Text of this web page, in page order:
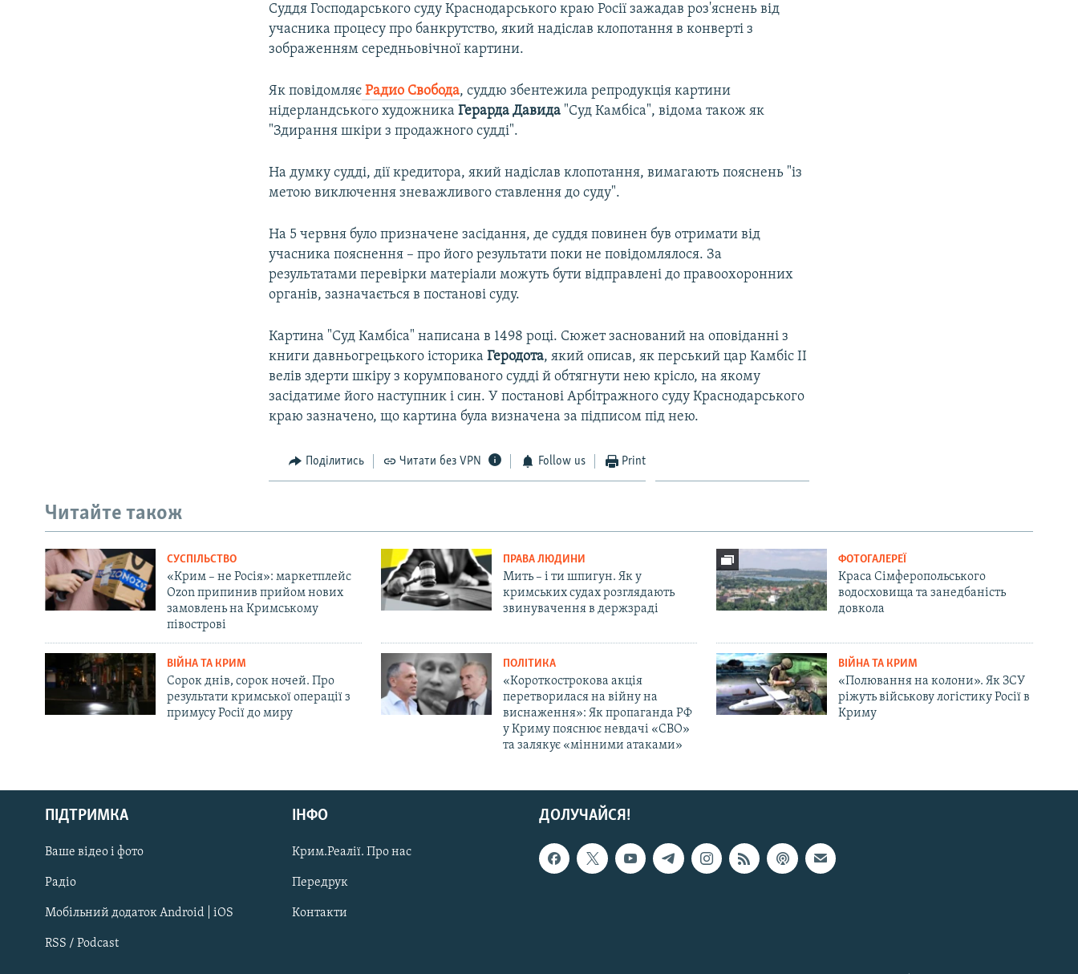
Русский
Qırımtatar
ДОЛУЧАЙСЯ!
Суддя Господарського суду Краснодарського краю Росії зажадав роз'яснень від
учасника процесу про банкрутство, який надіслав клопотання в конверті з
зображенням середньовічної картини.
Як повідомляє Радио Свобода, суддю збентежила репродукція картини
нідерландського художникаГерарда Давида "Суд Камбіса", відома також як
"Здирання шкіри з продажного судді".
На думку судді, дії кредитора, який надіслав клопотання, вимагають пояснень "із
метою виключення зневажливого ставлення до суду".
На 5 червня було призначене засідання, де суддя повинен був отримати від
учасника пояснення – про його результати поки не повідомлялося. За
результатами перевірки матеріали можуть бути відправлені до правоохоронних
органів, зазначається в постанові суду.
Картина "Суд Камбіса" написана в 1498 році. Сюжет заснований на оповіданні з
книги давньогрецького історикаГеродота, який описав, як перський цар Камбіс II
велів здерти шкіру з корумпованого судді й обтягнути нею крісло, на якому
засідатиме його наступник і син. У постанові Арбітражного суду Краснодарського
краю зазначено, що картина була визначена за підписом під нею.
Поділитись Читати без VPN Follow us Print
Читайте також
СУСПІЛЬСТВО
«Крим – не Росія»: маркетплейс
Ozon припинив прийом нових
замовлень на Кримському
півострові
ПРАВА ЛЮДИНИ
Мить – і ти шпигун. Як у
кримських судах розглядають
звинувачення в держзраді
ФОТОГАЛЕРЕЇ
Краса Сімферопольського
водосховища та занедбаність
довкола
ВІЙНА ТА КРИМ
Сорок днів, сорок ночей. Про
результати кримської операції з
примусу Росії до миру
ПОЛІТИКА
«Короткострокова акція
перетворилася на війну на
виснаження»: Як пропаганда РФ
у Криму пояснює невдачі «СВО»
та залякує «мінними атаками»
ВІЙНА ТА КРИМ
«Полювання на колони». Як ЗСУ
ріжуть військову логістику Росії в
Криму
ДОЛУЧАЙСЯ!
ПІДТРИМКА
Ваше відео і фото
Радіо
Мобільний додаток Android | iOS
RSS / Podcast
ІНФО
Крим.Реалії. Про нас
Передрук
Контакти